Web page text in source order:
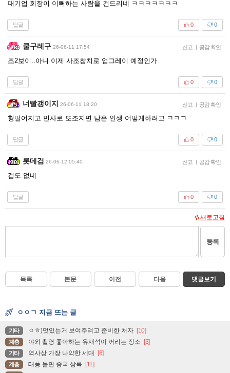
대기업 회장이 이뻐하는 사람을 건드리네 ㅋㅋㅋㅋㅋㅋㅋ
답글 0
0
쿨구레구 26-06-11 17:54 신고 | 공감 확인
조2보이..아니 이제 사조참치로 업그레이 예정인가
답글 0
0
너빨갱이지 26-06-11 18:20 신고 | 공감 확인
형떨어지고 민사로 또조지면 남은 인생 어떻게하려고 ㅋㅋㄱ
답글 0
0
롯데검 26-06-12 05:40 신고 | 공감 확인
겁도 없네
답글 0
0
새로고침
등록
목록 본문 이전 다음 댓글보기
ㅇㅇㄱ 지금 뜨는 글
기타 ㅇㅎ)멋있는거 보여주려고 준비한 처자 [10]
계층 야외 촬영 좋아하는 유재석이 꺼리는 장소 [3]
기타 역사상 가장 나약한 세대 [8]
계층 태풍 돌핀 중국 상륙 [11]